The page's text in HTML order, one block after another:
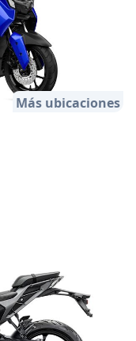
Más ubicaciones